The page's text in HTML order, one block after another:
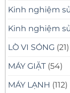
Kinh nghiệm
Kinh nghiệm
LÒ VI SÓNG (21)
MÁY GIẶT (54)
MÁY LẠNH (112)